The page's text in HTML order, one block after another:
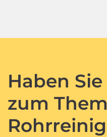
Haben
zum